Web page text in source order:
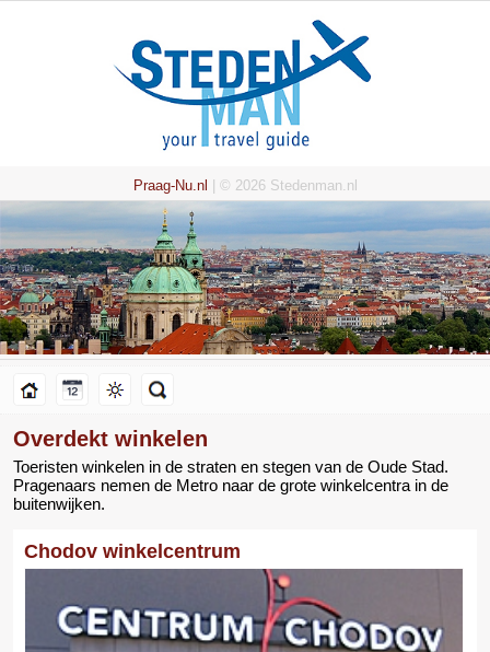
Praag-Nu.nl | © 2026 Stedenman.nl
Overdekt winkelen
Toeristen winkelen in de straten en stegen van de Oude Stad.
Pragenaars nemen de Metro naar de grote winkelcentra in de
buitenwijken.
Chodov winkelcentrum